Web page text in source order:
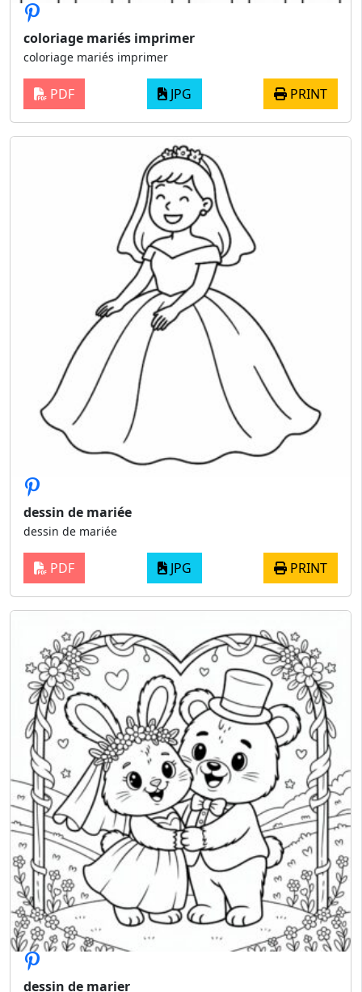
coloriage mariés imprimer
coloriage mariés imprimer
PDF JPG PRINT
dessin de mariée
dessin de mariée
PDF JPG PRINT
dessin de marier